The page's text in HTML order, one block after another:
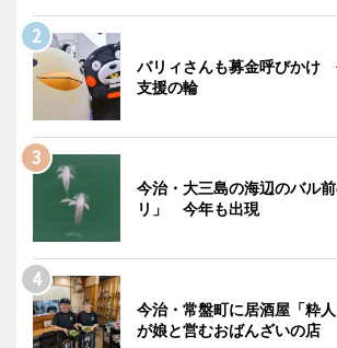
バリィさんも募金呼びかけ
支援の輪
今治・大三島の海辺のバル
リ」 今年も出現
今治・常盤町に居酒屋「粋
が娘と営むおばんざいの店